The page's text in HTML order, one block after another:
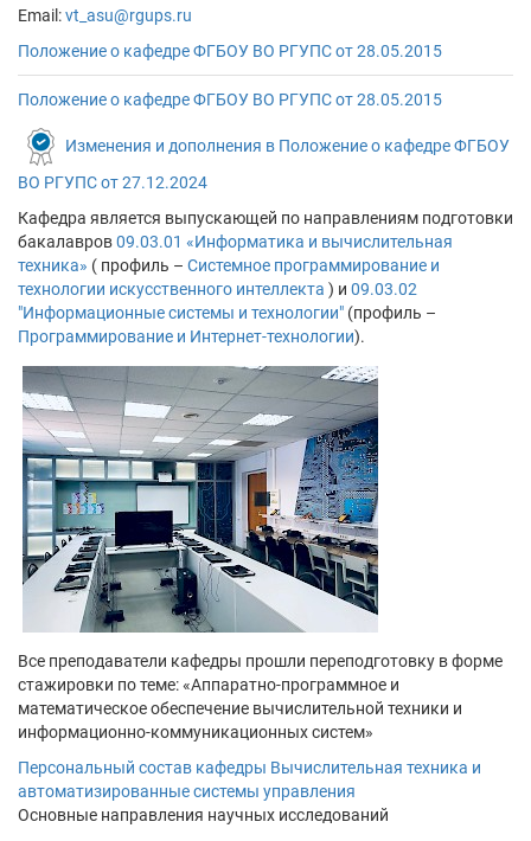
Email:vt_asu@rgups.ru
Положение о кафедре ФГБОУ ВО РГУПC от 28.05.2015
Положение о кафедре ФГБОУ ВО РГУПC от 28.05.2015
Изменения и дополнения в Положение о кафедре ФГБОУ
ВО РГУПС от 27.12.2024
Кафедра является выпускающей по направлениям подготовки
бакалавров09.03.01 «Информатика и вычислительная
техника» ( профиль – Системное программирование и
технологии искусственного интеллекта ) и 09.03.02
"Информационные системы и технологии" (профиль –
Программирование и Интернет-технологии).
Все преподаватели кафедры прошли переподготовку в форме
стажировки по теме: «Аппаратно-программное и
математическое обеспечение вычислительной техники и
информационно-коммуникационных систем»
Персональный состав кафедры Вычислительная техника и
автоматизированные системы управления
Основные направления научных исследований